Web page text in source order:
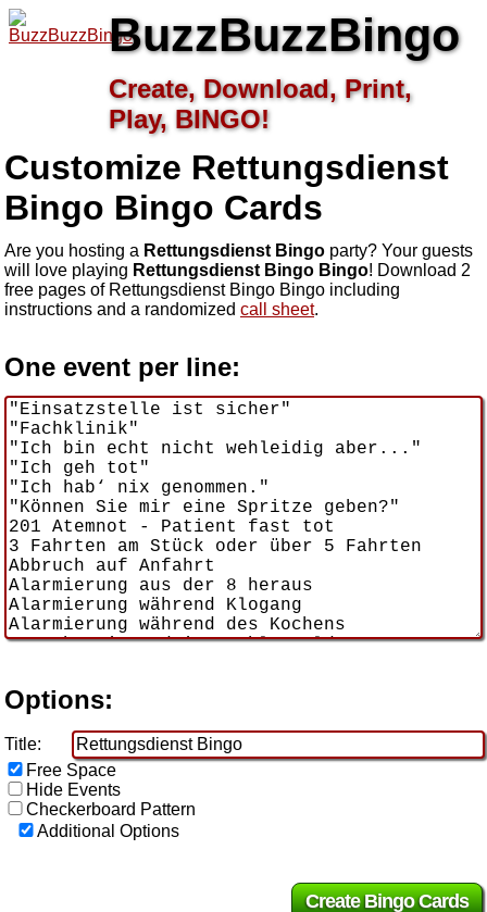
BuzzBuzzBingo
Create, Download, Print,
Play, BINGO!
Customize Rettungsdienst
Bingo Bingo Cards
Are you hosting a Rettungsdienst Bingo party? Your guests
will love playing Rettungsdienst Bingo Bingo! Download 2
free pages of Rettungsdienst Bingo Bingo including
instructions and a randomized call sheet.
One event per line:
Options:
Title:
Free Space
Hide Events
Checkerboard Pattern
Additional Options